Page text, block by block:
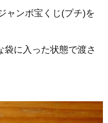
ャンボ宝くじ(プチ)を
に入った状態で渡さ